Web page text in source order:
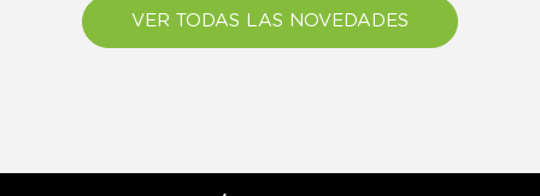
VER TODAS LAS NOVEDADES